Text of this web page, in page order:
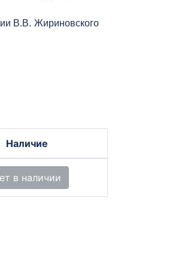
В.В. Жириновского
Наличие
в наличии